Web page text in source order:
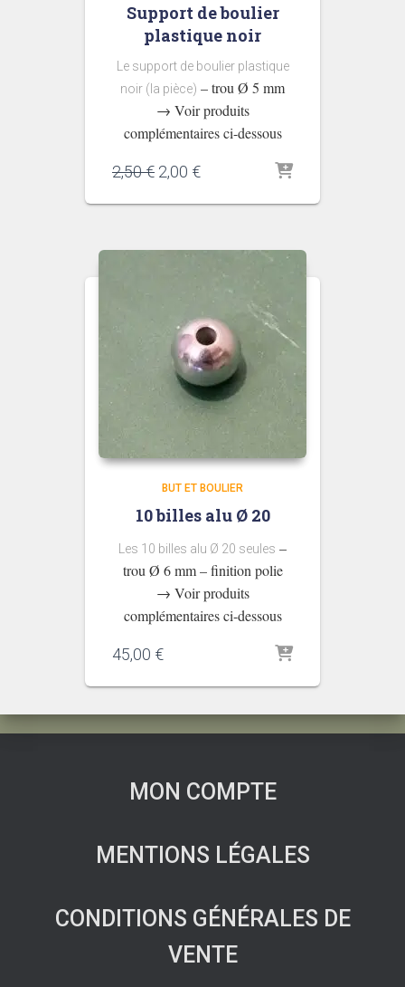
Support de boulier
plastique noir
Le support de boulier plastique
noir (la pièce) – trou Ø 5 mm
→ Voir produits
complémentaires ci-dessous
2,50€ Le
initial
2,50 €.
2,00 €Le
actuel
2,00 €.
BUT ET BOULIER
10 billes alu Ø 20
Les 10 billes alu Ø 20 seules –
trou Ø 6 mm – finition polie
→ Voir produits
complémentaires ci-dessous
45,00 €
MON COMPTE
MENTIONS LÉGALES
CONDITIONS GÉNÉRALES DE
VENTE